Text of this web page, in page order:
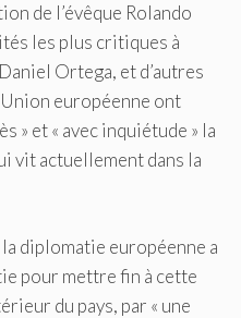
de l’évêque Rolando
les plus critiques à
Ortega, et d’autres
européenne ont
» et « avec inquiétude » la
vit actuellement dans la
diplomatie européenne a
pour mettre fin à cette
du pays, par « une